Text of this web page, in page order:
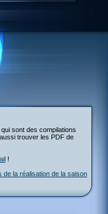
sont des compilations
trouver les PDF de
!
la réalisation de la saison